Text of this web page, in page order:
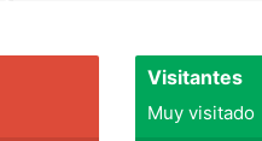
Visitantes
Muy visitado